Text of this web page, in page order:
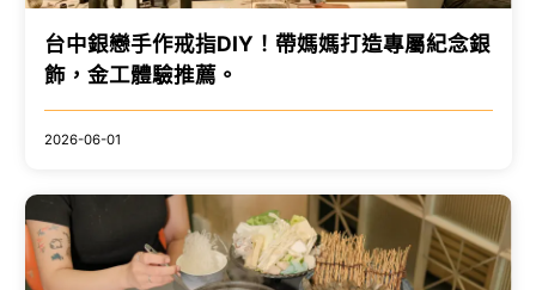
台中銀戀手作戒指DIY！帶媽媽打造專屬紀念銀
飾，金工體驗推薦。
2026-06-01